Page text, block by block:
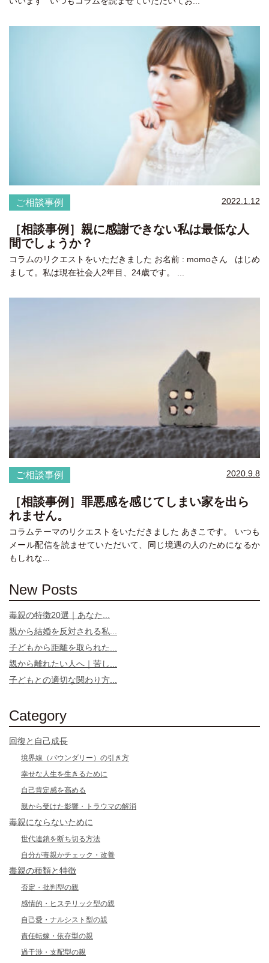
ご相談事例 2022.1.12
［相談事例］親に感謝できない私は最低な人
間でしょうか？
コラムのリクエストをいただきました お名前 : momoさん はじめ
まして。私は現在社会人2年目、24歳です。 ...
ご相談事例 2020.9.8
［相談事例］罪悪感を感じてしまい家を出ら
れません。
コラムテーマのリクエストをいただきました あきこです。 いつも
メール配信を読ませていただいて、同じ境遇の人のためになるか
もしれな...
New Posts
毒親の特徴20選｜あなた...
親から結婚を反対される私...
子どもから距離を取られた...
親から離れたい人へ｜苦し...
子どもとの適切な関わり方...
Category
回復と自己成長
境界線（バウンダリー）の引き方
幸せな人生を生きるために
自己肯定感を高める
親から受けた影響・トラウマの解消
毒親にならないために
世代連鎖を断ち切る方法
自分が毒親かチェック・改善
毒親の種類と特徴
否定・批判型の親
感情的・ヒステリック型の親
自己愛・ナルシスト型の親
責任転嫁・依存型の親
過干渉・支配型の親